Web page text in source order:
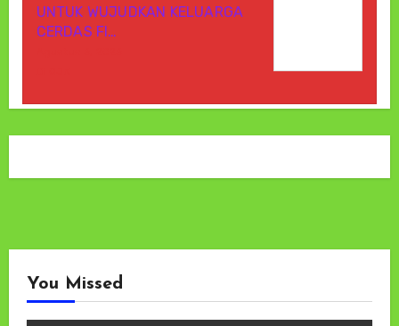
UNTUK WUJUDKAN KELUARGA
CERDAS FI…
You Missed